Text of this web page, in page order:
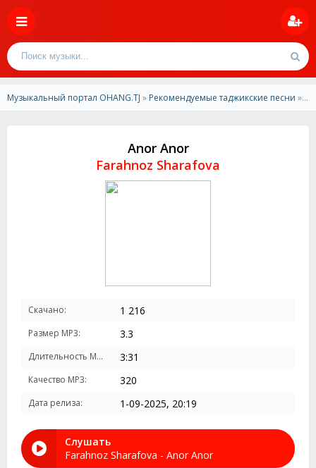
Музыкальный портал OHANG.TJ » Рекомендуемые таджикские песни » Farahnoz Sharafova - Anor Anor
Anor Anor
Farahnoz Sharafova
Скачано: 1 216
Размер MP3: 3.3
Длительность MP3: 3:31
Качество MP3: 320
Дата релиза: 1-09-2025, 20:19
Слушать
Farahnoz Sharafova - Anor Anor